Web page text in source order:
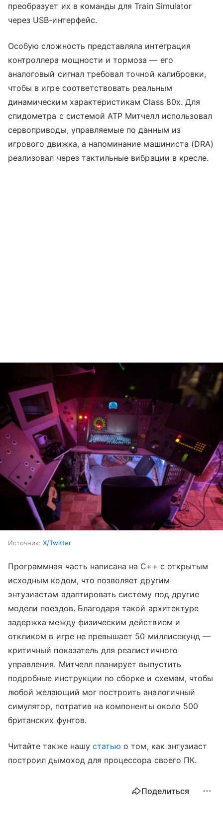
преобразует их в команды для Train Simulator
через USB-интерфейс.
Особую сложность представляла интеграция
контроллера мощности и тормоза — его
аналоговый сигнал требовал точной калибровки,
чтобы в игре соответствовать реальным
динамическим характеристикам Class 80x. Для
спидометра с системой ATP Митчелл использовал
сервоприводы, управляемые по данным из
игрового движка, а напоминание машиниста (DRA)
реализовал через тактильные вибрации в кресле.
Источник: X/Twitter
Программная часть написана на C++ с открытым
исходным кодом, что позволяет другим
энтузиастам адаптировать систему под другие
модели поездов. Благодаря такой архитектуре
задержка между физическим действием и
откликом в игре не превышает 50 миллисекунд —
критичный показатель для реалистичного
управления. Митчелл планирует выпустить
подробные инструкции по сборке и схемам, чтобы
любой желающий мог построить аналогичный
симулятор, потратив на компоненты около 500
британских фунтов.
Читайте также нашу статью о том, как энтузиаст
построил дымоход для процессора своего ПК.
Поделиться